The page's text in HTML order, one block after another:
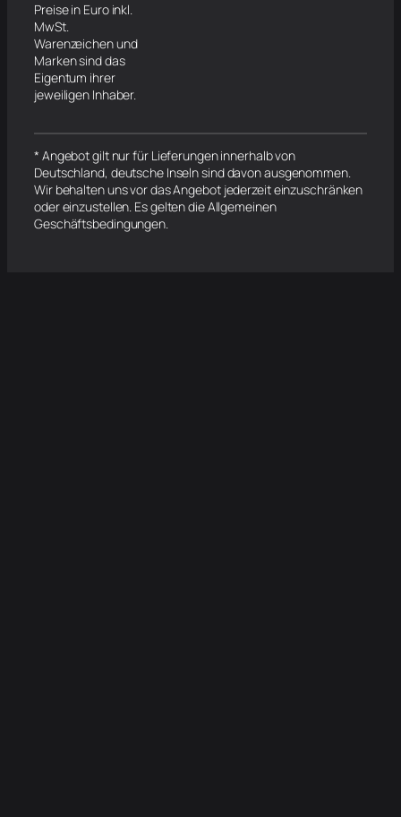
Preise in Euro inkl.
MwSt.
Warenzeichen und
Marken sind das
Eigentum ihrer
jeweiligen Inhaber.
* Angebot gilt nur für Lieferungen innerhalb von
Deutschland, deutsche Inseln sind davon ausgenommen.
Wir behalten uns vor das Angebot jederzeit einzuschränken
oder einzustellen. Es gelten die Allgemeinen
Geschäftsbedingungen.